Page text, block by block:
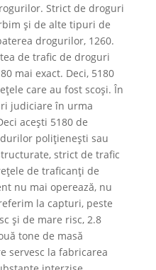
Strict de droguri
și de alte tipuri de
drogurilor, 1260.
de trafic de droguri
mai exact. Deci, 5180
care au fost scoși. În
judiciare în urma
acești 5180 de
polițienești sau
strict de trafic
de traficanți de
nu mai operează, nu
la capturi, peste
și de mare risc, 2.8
tone de masă
servesc la fabricarea